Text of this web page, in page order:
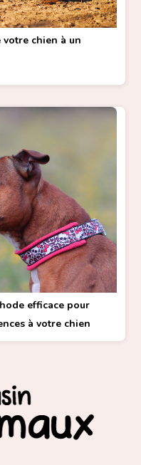
chien à un
efficace pour
à votre chien